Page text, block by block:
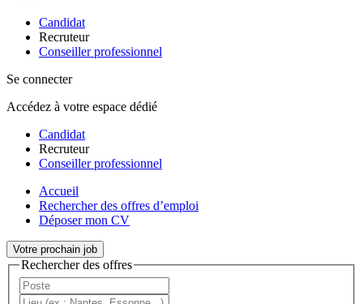
Candidat
Recruteur
Conseiller professionnel
Se connecter
Accédez à votre espace dédié
Candidat
Recruteur
Conseiller professionnel
Accueil
Rechercher des offres d’emploi
Déposer mon CV
Votre prochain job
Rechercher des offres